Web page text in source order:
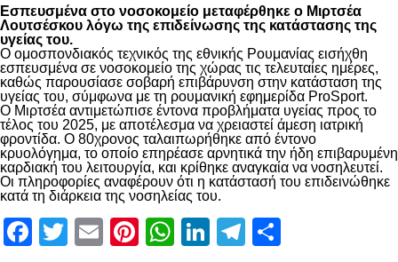
Εσπευσμένα στο νοσοκομείο μεταφέρθηκε ο Μιρτσέα
Λουτσέσκου λόγω της επιδείνωσης της κατάστασης της
υγείας του.
Ο ομοσπονδιακός τεχνικός της εθνικής Ρουμανίας εισήχθη
εσπευσμένα σε νοσοκομείο της χώρας τις τελευταίες ημέρες,
καθώς παρουσίασε σοβαρή επιβάρυνση στην κατάσταση της
υγείας του, σύμφωνα με τη ρουμανική εφημερίδα ProSport.
Ο Μιρτσέα αντιμετώπισε έντονα προβλήματα υγείας προς το
τέλος του 2025, με αποτέλεσμα να χρειαστεί άμεση ιατρική
φροντίδα. Ο 80χρονος ταλαιπωρήθηκε από έντονο
κρυολόγημα, το οποίο επηρέασε αρνητικά την ήδη επιβαρυμένη
καρδιακή του λειτουργία, και κρίθηκε αναγκαία να νοσηλευτεί.
Οι πληροφορίες αναφέρουν ότι η κατάστασή του επιδεινώθηκε
κατά τη διάρκεια της νοσηλείας του.
Facebook
Twitter
EmailPinterest
WhatsApp
LinkedIn
Telegram